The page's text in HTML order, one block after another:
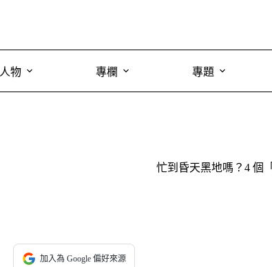
人物 專欄 專題
忙到昏天黑地嗎？4 個
加入為 Google 偏好來源